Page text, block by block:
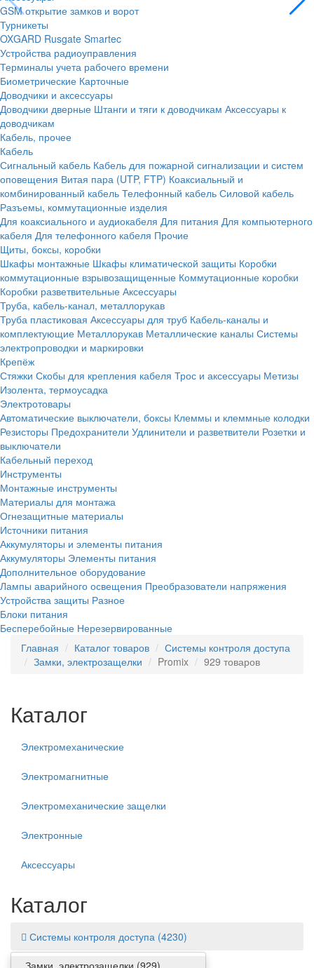
GSM открытие замков и ворот
Турникеты
OXGARD Rusgate Smartec
Устройства радиоуправления
Терминалы учета рабочего времени
Биометрические Карточные
Доводчики и аксессуары
Доводчики дверные Штанги и тяги к доводчикам Аксессуары к
доводчикам
Кабель, прочее
Кабель
Сигнальный кабель Кабель для пожарной сигнализации и систем
оповещения Витая пара (UTP, FTP) Коаксиальный и
комбинированный кабель Телефонный кабель Силовой кабель
Разъемы, коммутационные изделия
Для коаксиального и аудиокабеля Для питания Для компьютерного
кабеля Для телефонного кабеля Прочие
Щиты, боксы, коробки
Шкафы монтажные Шкафы климатической защиты Коробки
коммутационные взрывозащищенные Коммутационные коробки
Коробки разветвительные Аксессуары
Труба, кабель-канал, металлорукав
Труба пластиковая Аксессуары для труб Кабель-каналы и
комплектующие Металлорукав Металлические каналы Системы
электропроводки и маркировки
Крепёж
Стяжки Скобы для крепления кабеля Трос и аксессуары Метизы
Изолента, термоусадка
Электротовары
Автоматические выключатели, боксы Клеммы и клеммные колодки
Резисторы Предохранители Удлинители и разветвители Розетки и
выключатели
Кабельный переход
Инструменты
Монтажные инструменты
Материалы для монтажа
Огнезащитные материалы
Источники питания
Аккумуляторы и элементы питания
Аккумуляторы Элементы питания
Дополнительное оборудование
Лампы аварийного освещения Преобразователи напряжения
Устройства защиты Разное
Блоки питания
Бесперебойные Нерезервированные
Главная
Каталог товаров
Системы контроля доступа
Замки, электрозащелки
Promix 929 товаров
Каталог
Электромеханические
Электромагнитные
Электромеханические защелки
Электронные
Аксессуары
Каталог
Системы контроля доступа (4230)